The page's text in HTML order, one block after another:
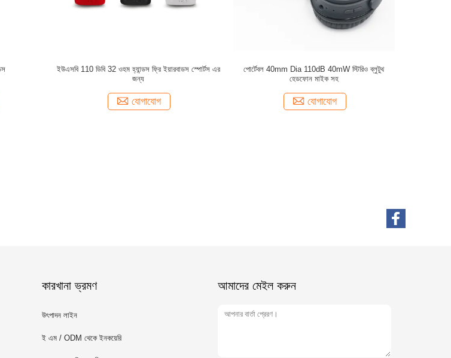
ইউএসবি 110 ডিবি 32 ওহম হ্যান্ডস ফ্রি ইয়ারবাডস স্পোর্টস এর
জন্য
যোগাযোগ
পোর্টেবল 40mm Dia 110dB 40mW স্টিরিও ব্লুটুথ
হেডফোন মাইক সহ
যোগাযোগ
কারখানা ভ্রমণ
উৎপাদন লাইন
ই এম / ODM থেকে ইনকয়েরি
আমাদের মেইল ​​করুন